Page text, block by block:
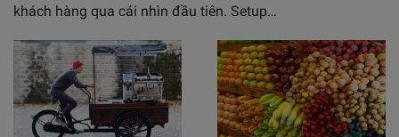
khách hàng qua cái nhìn đầu tiên. Setup…